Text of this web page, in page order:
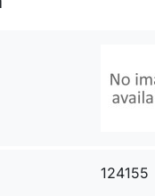
124155